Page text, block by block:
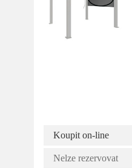
Koupit on-line
Nelze rezervovat